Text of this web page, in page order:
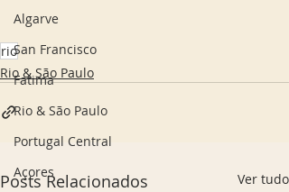
Algarve
San Francisco
Fatima
Rio & São Paulo
Portugal Central
Açores
rio
Rio & São Paulo
Posts Relacionados Ver tudo